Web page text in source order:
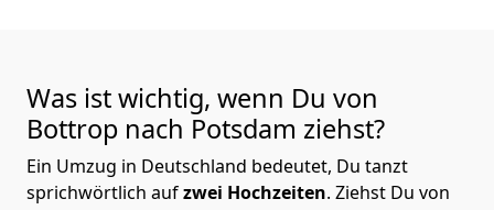
Was ist wichtig, wenn Du von
Bottrop nach Potsdam ziehst?
Ein Umzug in Deutschland bedeutet, Du tanzt
sprichwörtlich aufzwei Hochzeiten. Ziehst Du von